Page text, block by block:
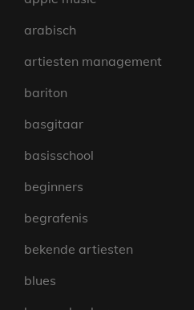
arabisch
artiesten management
bariton
basgitaar
basisschool
beginners
begrafenis
bekende artiesten
blues